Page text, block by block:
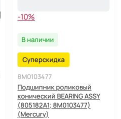
-10%
В наличии
Суперскидка
8M0103477
Подшипник роликовый
конический BEARING ASSY
(805182A1; 8M0103477)
(Mercury)